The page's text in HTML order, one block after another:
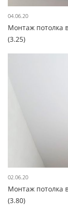
04.06.20
Монтаж потолка
(3.25)
02.06.20
Монтаж потолка
(3.80)